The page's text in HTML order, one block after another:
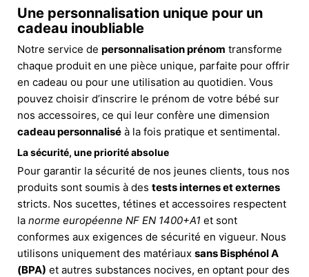
Une personnalisation unique pour un
cadeau inoubliable
Notre service de personnalisation prénom transforme
chaque produit en une pièce unique, parfaite pour offrir
en cadeau ou pour une utilisation au quotidien. Vous
pouvez choisir d’inscrire le prénom de votre bébé sur
nos accessoires, ce qui leur confère une dimension
cadeau personnalisé à la fois pratique et sentimental.
La sécurité, une priorité absolue
Pour garantir la sécurité de nos jeunes clients, tous nos
produits sont soumis à des tests internes et externes
stricts. Nos sucettes, tétines et accessoires respectent
la norme européenne NF EN 1400+A1 et sont
conformes aux exigences de sécurité en vigueur. Nous
utilisons uniquement des matériaux sans Bisphénol A
(BPA) et autres substances nocives, en optant pour des